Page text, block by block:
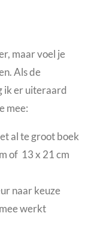
maar voel je
Als de
ik er uiteraard
mee:
al te groot boek
of 13 x 21 cm
naar keuze
werkt